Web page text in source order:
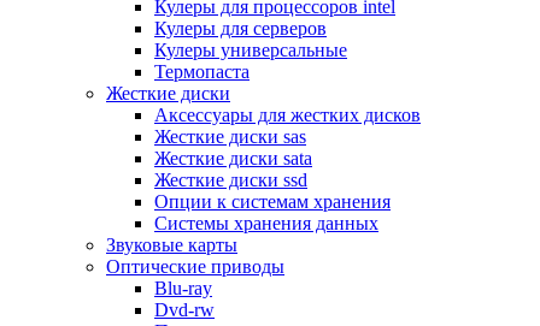
Микрофоны
Элементы питания, батарейки
Портмоне, боксы, стойки для дисков
Презентеры
Виртуальные очки
Аксессуары и опции для ноутбуков
Клавиатуры для ноутбуков
Сумки
Адаптеры и зарядные устройства
Подставки
Док станции, порт репликаторы
Батареи
Разное
Носители информации
Внешние жесткие диски
Кулеры для процессоров intel
Кулеры для серверов
Кулеры универсальные
Термопаста
Жесткие диски
Аксессуары для жестких дисков
Жесткие диски sas
Жесткие диски sata
Жесткие диски ssd
Опции к системам хранения
Системы хранения данных
Звуковые карты
Оптические приводы
Blu-ray
Dvd-rw